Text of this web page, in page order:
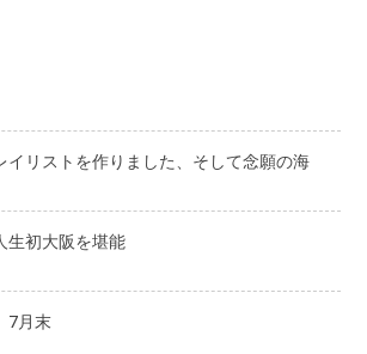
イリストを作りました、そして念願の海
生初大阪を堪能
7月末